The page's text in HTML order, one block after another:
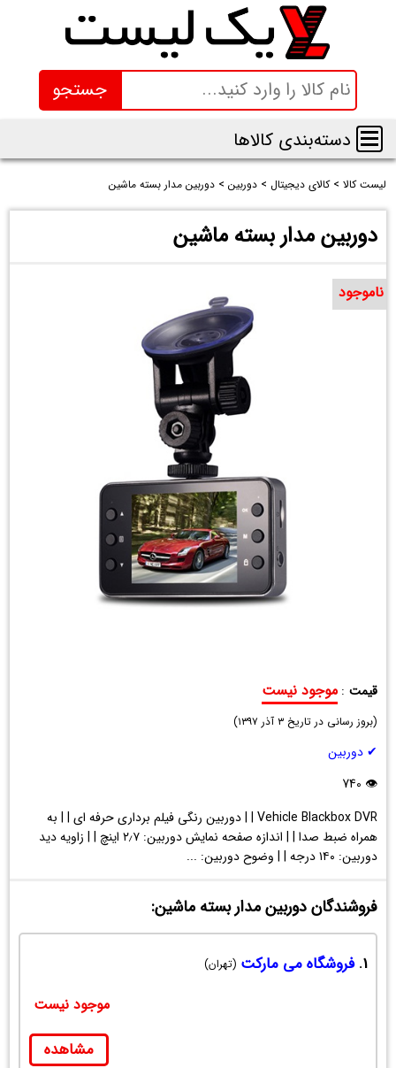
جستجو
دسته‌بندی کالاها
لیست کالا >کالای دیجیتال >دوربین >دوربین مدار بسته ماشین
دوربین مدار بسته ماشین
ناموجود
قیمت
دوربین
مدار
ماشین
: موجود نیست
(بروز رسانی در تاریخ۳ آذر ۱۳۹۷ )
✔ دوربین
👁 740
Vehicle Blackbox DVR | | دوربین رنگی فیلم برداری حرفه ای | | به
همراه ضبط صدا | | اندازه صفحه نمایش دوربین: ۲٫۷ اینچ | | زاویه دید
دوربین: ۱۴۰ درجه | | وضوح دوربین: ...
فروشندگان دوربین مدار بسته ماشین:
1. فروشگاه می مارکت (تهران)
موجود نیست
مشاهده